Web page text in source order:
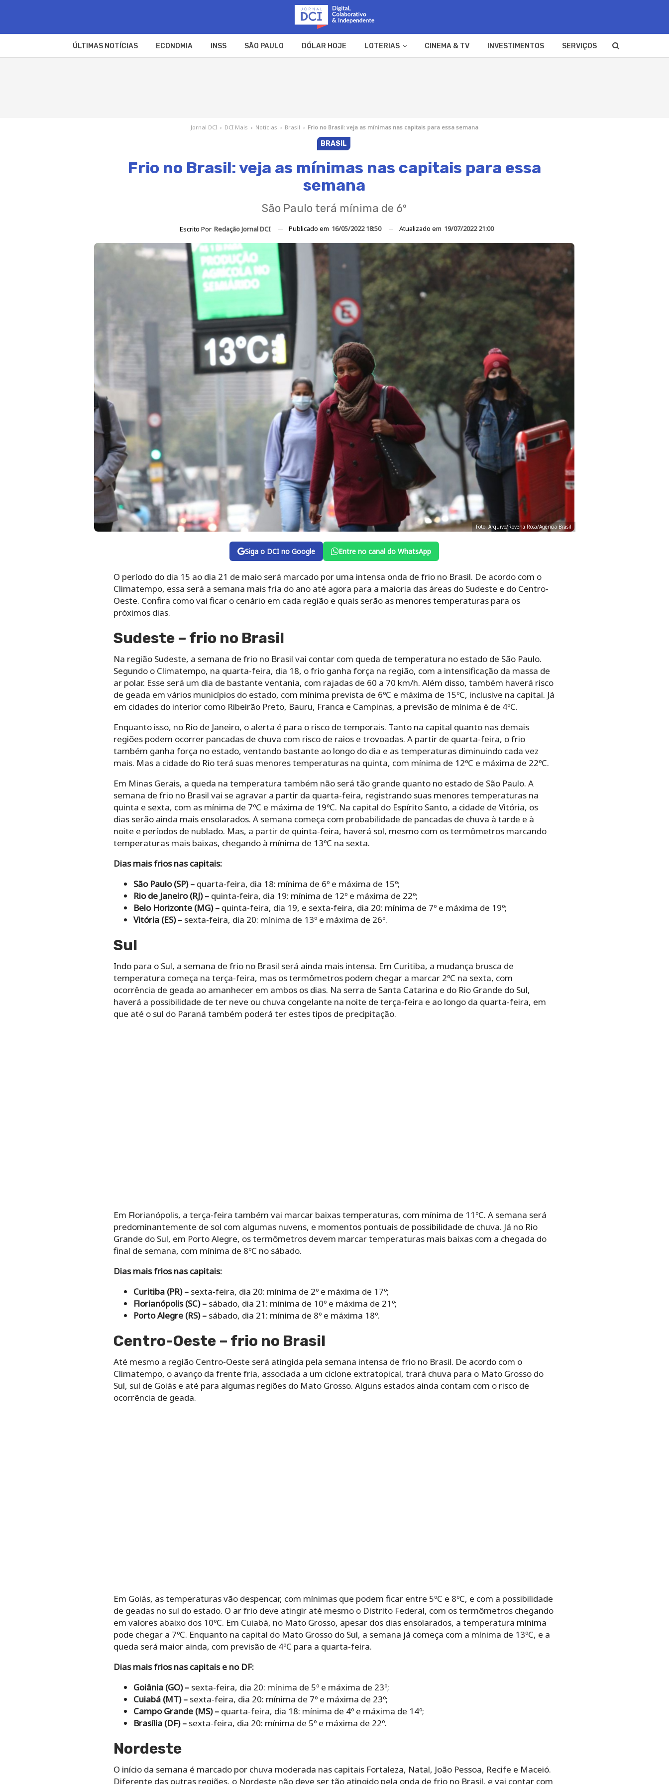
ÚLTIMAS NOTÍCIAS ECONOMIA INSS SÃO PAULO DÓLAR HOJE LOTERIAS CINEMA & TV INVESTIMENTOS SERVIÇOS
Jornal DCI › DCI Mais › Notícias › Brasil › Frio no Brasil: veja as mínimas nas capitais para essa semana
BRASIL
Frio no Brasil: veja as mínimas nas capitais para essa
semana
São Paulo terá mínima de 6º
Escrito Por Redação Jornal DCI Publicado em 16/05/2022 18:50 Atualizado em 19/07/2022 21:00
Foto: Arquivo/Rovena Rosa/Agência Brasil
Siga o DCI no Google Entre no canal do WhatsApp
O período do dia 15 ao dia 21 de maio será marcado por uma intensa onda de frio no Brasil. De acordo com o
Climatempo, essa será a semana mais fria do ano até agora para a maioria das áreas do Sudeste e do Centro-
Oeste. Confira como vai ficar o cenário em cada região e quais serão as menores temperaturas para os
próximos dias.
Sudeste – frio no Brasil
Na região Sudeste, a semana de frio no Brasil vai contar com queda de temperatura no estado de São Paulo.
Segundo o Climatempo, na quarta-feira, dia 18, o frio ganha força na região, com a intensificação da massa de
ar polar. Esse será um dia de bastante ventania, com rajadas de 60 a 70 km/h. Além disso, também haverá risco
de geada em vários municípios do estado, com mínima prevista de 6ºC e máxima de 15ºC, inclusive na capital. Já
em cidades do interior como Ribeirão Preto, Bauru, Franca e Campinas, a previsão de mínima é de 4ºC.
Enquanto isso, no Rio de Janeiro, o alerta é para o risco de temporais. Tanto na capital quanto nas demais
regiões podem ocorrer pancadas de chuva com risco de raios e trovoadas. A partir de quarta-feira, o frio
também ganha força no estado, ventando bastante ao longo do dia e as temperaturas diminuindo cada vez
mais. Mas a cidade do Rio terá suas menores temperaturas na quinta, com mínima de 12ºC e máxima de 22ºC.
Em Minas Gerais, a queda na temperatura também não será tão grande quanto no estado de São Paulo. A
semana de frio no Brasil vai se agravar a partir da quarta-feira, registrando suas menores temperaturas na
quinta e sexta, com as mínima de 7ºC e máxima de 19ºC. Na capital do Espírito Santo, a cidade de Vitória, os
dias serão ainda mais ensolarados. A semana começa com probabilidade de pancadas de chuva à tarde e à
noite e períodos de nublado. Mas, a partir de quinta-feira, haverá sol, mesmo com os termômetros marcando
temperaturas mais baixas, chegando à mínima de 13ºC na sexta.
Dias mais frios nas capitais:
São Paulo (SP) –quarta-feira, dia 18: mínima de 6º e máxima de 15º;
Rio de Janeiro (RJ) –quinta-feira, dia 19: mínima de 12º e máxima de 22º;
Belo Horizonte (MG) –quinta-feira, dia 19, e sexta-feira, dia 20: mínima de 7º e máxima de 19º;
Vitória (ES) –sexta-feira, dia 20: mínima de 13º e máxima de 26º.
Sul
Indo para o Sul, a semana de frio no Brasil será ainda mais intensa. Em Curitiba, a mudança brusca de
temperatura começa na terça-feira, mas os termômetros podem chegar a marcar 2ºC na sexta, com
ocorrência de geada ao amanhecer em ambos os dias. Na serra de Santa Catarina e do Rio Grande do Sul,
haverá a possibilidade de ter neve ou chuva congelante na noite de terça-feira e ao longo da quarta-feira, em
que até o sul do Paraná também poderá ter estes tipos de precipitação.
Em Florianópolis, a terça-feira também vai marcar baixas temperaturas, com mínima de 11ºC. A semana será
predominantemente de sol com algumas nuvens, e momentos pontuais de possibilidade de chuva. Já no Rio
Grande do Sul, em Porto Alegre, os termômetros devem marcar temperaturas mais baixas com a chegada do
final de semana, com mínima de 8ºC no sábado.
Dias mais frios nas capitais:
Curitiba (PR) –sexta-feira, dia 20: mínima de 2º e máxima de 17º;
Florianópolis (SC) –sábado, dia 21: mínima de 10º e máxima de 21º;
Porto Alegre (RS) –sábado, dia 21: mínima de 8º e máxima 18º.
Centro-Oeste – frio no Brasil
Até mesmo a região Centro-Oeste será atingida pela semana intensa de frio no Brasil. De acordo com o
Climatempo, o avanço da frente fria, associada a um ciclone extratopical, trará chuva para o Mato Grosso do
Sul, sul de Goiás e até para algumas regiões do Mato Grosso. Alguns estados ainda contam com o risco de
ocorrência de geada.
Em Goiás, as temperaturas vão despencar, com mínimas que podem ficar entre 5ºC e 8ºC, e com a possibilidade
de geadas no sul do estado. O ar frio deve atingir até mesmo o Distrito Federal, com os termômetros chegando
em valores abaixo dos 10ºC. Em Cuiabá, no Mato Grosso, apesar dos dias ensolarados, a temperatura mínima
pode chegar a 7ºC. Enquanto na capital do Mato Grosso do Sul, a semana já começa com a mínima de 13ºC, e a
queda será maior ainda, com previsão de 4ºC para a quarta-feira.
Dias mais frios nas capitais e no DF:
Goiânia (GO) –sexta-feira, dia 20: mínima de 5º e máxima de 23º;
Cuiabá (MT) –sexta-feira, dia 20: mínima de 7º e máxima de 23º;
Campo Grande (MS) –quarta-feira, dia 18: mínima de 4º e máxima de 14º;
Brasília (DF) –sexta-feira, dia 20: mínima de 5º e máxima de 22º.
Nordeste
O início da semana é marcado por chuva moderada nas capitais Fortaleza, Natal, João Pessoa, Recife e Maceió.
Diferente das outras regiões, o Nordeste não deve ser tão atingido pela onda de frio no Brasil, e vai contar com